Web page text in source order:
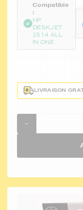
Compatible
:
HP
DESKJET
2514 ALL
IN ONE
LIVRAISON
-